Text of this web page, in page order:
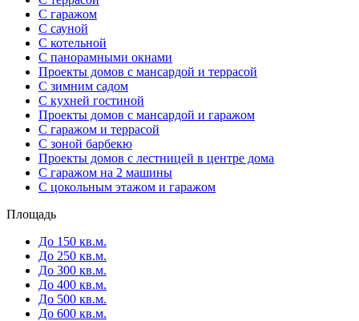
С гаражом
С сауной
С котельной
С панорамными окнами
Проекты домов с мансардой и террасой
С зимним садом
С кухней гостиной
Проекты домов с мансардой и гаражом
С гаражом и террасой
С зоной барбекю
Проекты домов с лестницей в центре дома
С гаражом на 2 машины
С цокольным этажом и гаражом
Площадь
До 150 кв.м.
До 250 кв.м.
До 300 кв.м.
До 400 кв.м.
До 500 кв.м.
До 600 кв.м.